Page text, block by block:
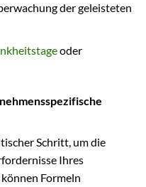
der geleisteten
oder
Schritt, um die
Ihres
Formeln